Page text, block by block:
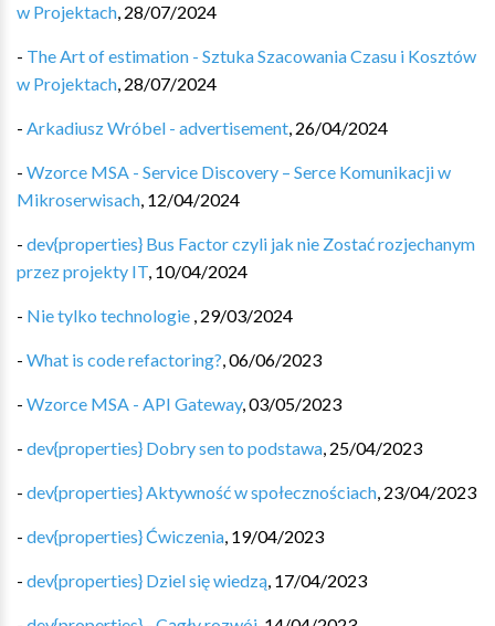
w Projektach, 28/07/2024
- The Art of estimation - Sztuka Szacowania Czasu i Kosztów
w Projektach, 28/07/2024
- Arkadiusz Wróbel - advertisement, 26/04/2024
- Wzorce MSA - Service Discovery – Serce Komunikacji w
Mikroserwisach, 12/04/2024
- dev{properties} Bus Factor czyli jak nie Zostać rozjechanym
przez projekty IT, 10/04/2024
- Nie tylko technologie , 29/03/2024
- What is code refactoring?,06/06/2023
- Wzorce MSA - API Gateway,03/05/2023
- dev{properties} Dobry sen to podstawa, 25/04/2023
- dev{properties} Aktywność w społecznościach, 23/04/2023
- dev{properties} Ćwiczenia, 19/04/2023
- dev{properties} Dziel się wiedzą, 17/04/2023